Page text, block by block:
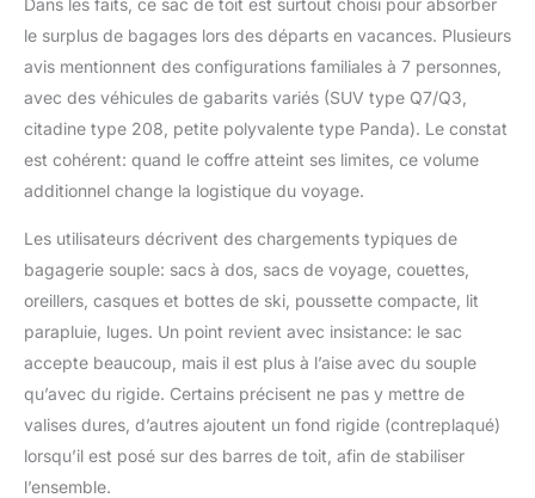
pas d'un modèle à
deux portes ou équipé
de portes coulissantes
ou d'un toit en verre
【Matériau
extrêmement
imperméable et
toit souple Sailnovo est
fabriqué en tissu
Oxford ultra-résistant
et renforcé d'une
doublure imperméable
en PVC 1000D de
qualité militaire à triple
couche. Sac de toit
imperméable et
durable. Protège du
le surplus de bagages lors des départs en vacances. Plusieurs
avis mentionnent des configurations familiales à 7 personnes,
avec des véhicules de gabarits variés (SUV type Q7/Q3,
citadine type 208, petite polyvalente type Panda). Le constat
est cohérent: quand le coffre atteint ses limites, ce volume
additionnel change la logistique du voyage.
Les utilisateurs décrivent des chargements typiques de
bagagerie souple: sacs à dos, sacs de voyage, couettes,
oreillers, casques et bottes de ski, poussette compacte, lit
parapluie, luges. Un point revient avec insistance: le sac
accepte beaucoup, mais il est plus à l’aise avec du souple
qu’avec du rigide. Certains précisent ne pas y mettre de
valises dures, d’autres ajoutent un fond rigide (contreplaqué)
lorsqu’il est posé sur des barres de toit, afin de stabiliser
l’ensemble.